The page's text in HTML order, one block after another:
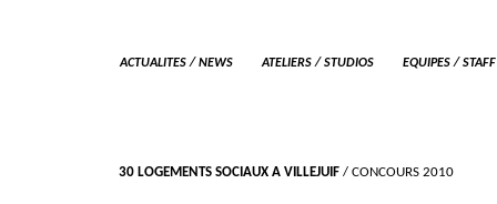
ACTUALITES / NEWS ATELIERS / STUDIOS EQUIPES / STAFF
30 LOGEMENTS SOCIAUX A VILLEJUIF / CONCOURS 2010